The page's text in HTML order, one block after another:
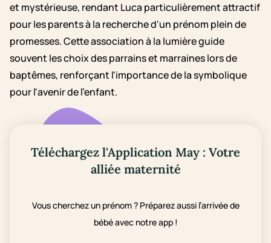
et mystérieuse, rendant Luca particulièrement attractif
pour les parents à la recherche d'un prénom plein de
promesses. Cette association à la lumière guide
souvent les choix des parrains et marraines lors de
baptêmes, renforçant l'importance de la symbolique
pour l'avenir de l'enfant.
Téléchargez l'Application May : Votre
alliée maternité
Vous cherchez un prénom ? Préparez aussi l’arrivée de
bébé avec notre app !